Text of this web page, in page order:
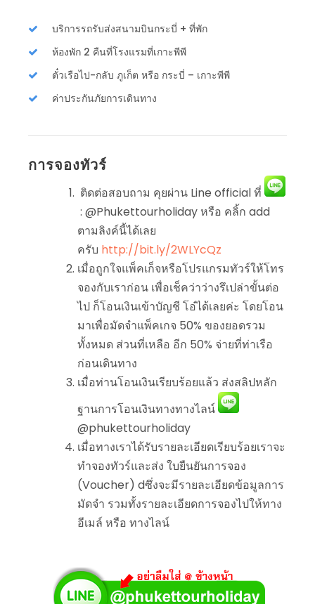
บริการรถรับส่งสนามบินกระบี่ + ที่พัก
ห้องพัก 2 คืนที่โรงแรมที่เกาะพีพี
ตั๋วเรือไป-กลับ ภูเก็ต หรือ กระบี่ – เกาะพีพี
ค่าประกันภัยการเดินทาง
การจองทัวร์
ติดต่อสอบถาม คุยผ่าน Line official ที่
: @Phukettourholiday หรือ คลิ้ก add
ตามลิงค์นี้ได้เลย
ครับ http://bit.ly/2WLYcQz
เมื่อถูกใจแพ็คเก็จหรือโปรแกรมทัวร์ให้โทร
จองกับเราก่อน เพื่อเช็คว่าว่างรึเปล่าขั้นต่อ
ไป ก็โอนเงินเข้าบัญชี โอ๋ได้เลยค่ะ โดยโอน
มาเพื่อมัดจำแพ็คเกจ 50% ของยอดรวม
ทั้งหมด ส่วนที่เหลือ อีก 50% จ่ายที่ท่าเรือ
ก่อนเดินทาง
เมื่อท่านโอนเงินเรียบร้อยแล้ว ส่งสลิปหลัก
ฐานการโอนเงินทางทางไลน์
@phukettourholiday
เมื่อทางเราได้รับรายละเอียดเรียบร้อยเราจะ
ทำจองทัวร์และส่ง ใบยืนยันการจอง
(Voucher) dซึ่งจะมีรายละเอียดข้อมูลการ
มัดจำ รวมทั้งรายละเอียดการจองไปให้ทาง
อีเมล์ หรือ ทางไลน์